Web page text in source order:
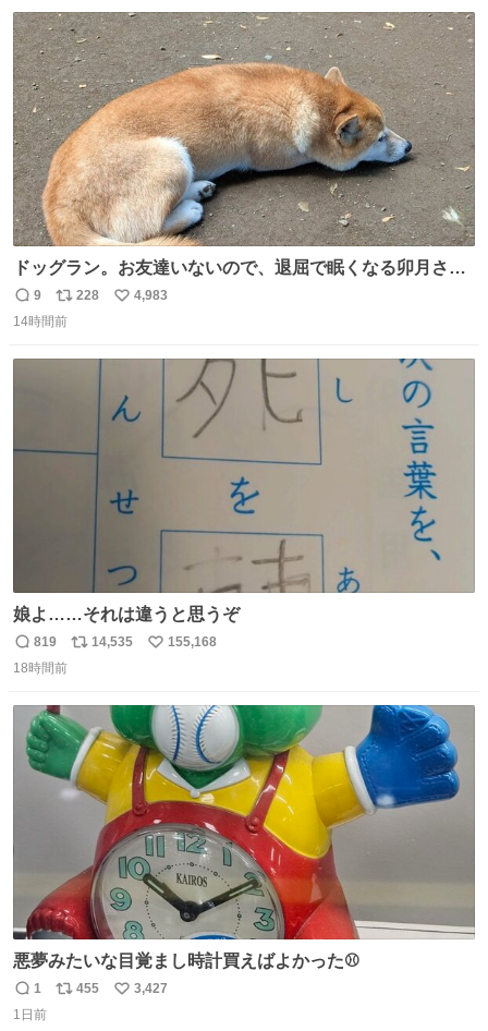
ト
数
数
ドッグラン。お友達いないので、退屈で眠くなる卯月さ
ん。 #柴犬卯月
返
信
9
リ
ポ
228
い
4,983
14時間前
娘よ……それは違うと思うぞ
返
信
819
リ
ト
数
14,535
い
数
155,168
18時間前
悪夢みたいな目覚まし時計買えばよかった⚾
返
信
1
リ
455
い
3,427
1日前